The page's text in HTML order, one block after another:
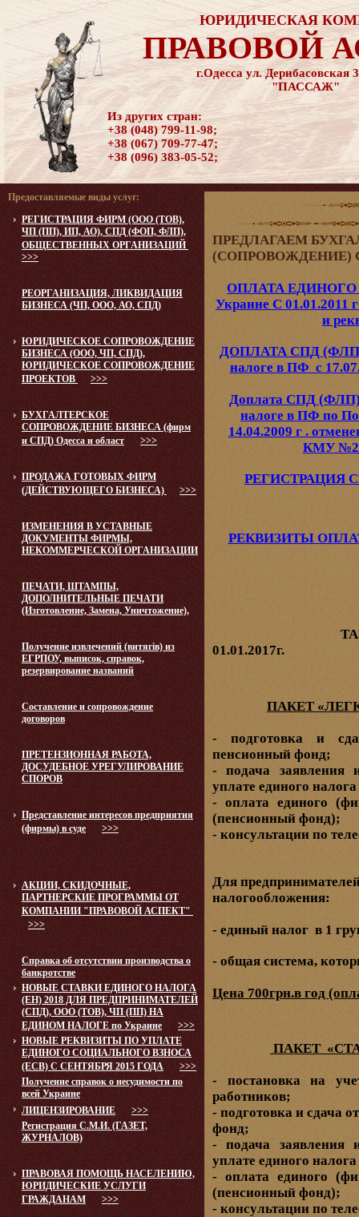
ЮРИДИЧЕСКАЯ
ПРАВОВОЙ
г.Одесса ул. Дерибасовская
"ПАССАЖ"
Из других стран:
+38 (048) 799-11-98;
+38 (067) 709-77-47;
+38 (096) 383-05-52;
Предоставляемые виды услуг:
РЕГИСТРАЦИЯ ФИРМ (ООО (ТОВ),
ЧП (ПП), ИП, АО), СПД (ФОП, ФЛП),
ОБЩЕСТВЕННЫХ ОРГАНИЗАЦИЙ
>>>
РЕОРГАНИЗАЦИЯ, ЛИКВИДАЦИЯ
БИЗНЕСА (ЧП, ООО, АО, СПД)
ЮРИДИЧЕСКОЕ CОПРОВОЖДЕНИЕ
БИЗНЕСА (ООО, ЧП, СПД),
ЮРИДИЧЕСКОЕ СОПРОВОЖДЕНИЕ
ПРОЕКТОВ
>>>
БУХГАЛТЕРСКОЕ
СОПРОВОЖДЕНИЕ БИЗНЕСА (фирм
и СПД) Одесса и област
>>>
ПРОДАЖА ГОТОВЫХ ФИРМ
(ДЕЙСТВУЮЩЕГО БИЗНЕСА)
>>>
ИЗМЕНЕНИЯ В УСТАВНЫЕ
ДОКУМЕНТЫ ФИРМЫ,
НЕКОММЕРЧЕСКОЙ ОРГАНИЗАЦИИ
ПЕЧАТИ, ШТАМПЫ,
ДОПОЛНИТЕЛЬНЫЕ ПЕЧАТИ
(Изготовление, Замена, Уничтожение),
Получение извлечений (витягів) из
ЕГРПОУ, выписок, справок,
резервирование названий
Составление и сопровождение
договоров
ПРЕТЕНЗИОННАЯ РАБОТА,
ДОСУДЕБНОЕ УРЕГУЛИРОВАНИЕ
СПОРОВ
Представление интересов предприятия
(фирмы) в суде
>>>
АКЦИИ, СКИДОЧНЫЕ,
ПАРТНЕРСКИЕ ПРОГРАММЫ ОТ
КОМПАНИИ "ПРАВОВОЙ АСПЕКТ"
>>>
Справка об отсутствии производства о
банкротстве
НОВЫЕ СТАВКИ ЕДИНОГО НАЛОГА
(ЕН) 2018 ДЛЯ ПРЕДПРИНИМАТЕЛЕЙ
(СПД), ООО (ТОВ), ЧП (ПП) НА
ЕДИНОМ НАЛОГЕ по Украине
>>>
НОВЫЕ РЕКВИЗИТЫ ПО УПЛАТЕ
ЕДИНОГО СОЦИАЛЬНОГО ВЗНОСА
(ЕСВ) С СЕНТЯБРЯ 2015 ГОДА
>>>
Получение справок о несудимости по
всей Украине
ЛИЦЕНЗИРОВАНИЕ
>>>
Регистрация С.М.И. (ГАЗЕТ,
ЖУРНАЛОВ)
ПРАВОВАЯ ПОМОЩЬ НАСЕЛЕНИЮ,
ЮРИДИЧЕСКИЕ УСЛУГИ
ГРАЖДАНАМ
>>>
ПРЕДЛАГАЕМ
(СОПРОВОЖДЕНИЕ)
ОПЛАТА
Украине С 01.01.2011
и
ДОПЛАТА СПД (ФЛП)
налоге в ПФ с
Доплата СПД (ФЛП)
налоге в ПФ по
14.04.2009 г .
КМУ
РЕГИСТРАЦИЯ
РЕКВИЗИТЫ
ТАРИФЫ
01.01.2017г.
ПАКЕТ
- подготовка и
пенсионный фонд;
- подача заявления
уплате единого
- оплата единого
(пенсионный фонд);
- консультации по
Для
налогообложения:
- единый налог в 1
- общая система,
Цена 700грн.в год
ПАКЕТ
- постановка на
работников;
- подготовка и сдача
фонд;
- подача заявления
уплате единого
- оплата единого
(пенсионный фонд);
- консультации по